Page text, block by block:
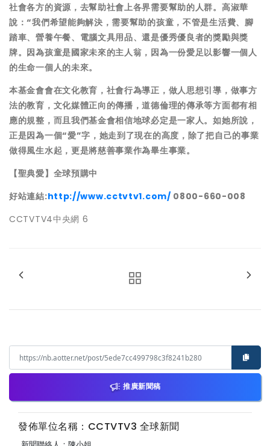
社會各方的資源，去幫助社會上各界需要幫助的人群。高淑華
說：“我們希望能夠解決，需要幫助的孩童，不管是生活費、腳
踏車、營養午餐、電腦文具用品、還是優秀優良者的獎勵與獎
牌。因為孩童是國家未來的主人翁，因為一份愛足以影響一個人
的生命一個人的未來。
本基金會會在文化教育，社會行為導正，做人思想引導，做事方
法的教育，文化媒體正向的傳播，道德倫理的傳承等方面都有相
應的規整，而且我們基金會相信地球必定是一家人。如她所說，
正是因為一個“愛”字，她走到了現在的高度，除了把自己的事業
做得風生水起，更是將慈善事業作為畢生事業。
【聖典愛】全球預購中
好站連結:http://www.cctvtv1.com/ 0800-660-008
CCTVTV4中央網 6
推廣新聞稿
發佈單位名稱：CCTVTV3 全球新聞